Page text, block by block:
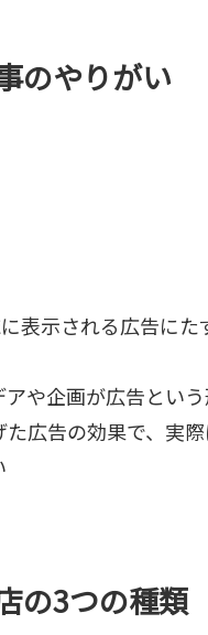
のやりがい
表示される広告に
アや企画が広告とい
た広告の効果で、実
の3つの種類